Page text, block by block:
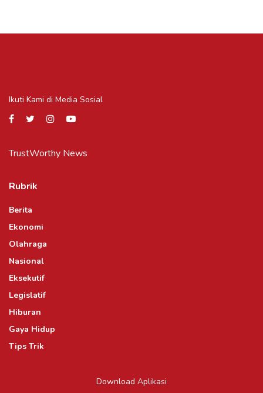
Ikuti Kami di Media Sosial
TrustWorthy News
Rubrik
Berita
Ekonomi
Olahraga
Nasional
Eksekutif
Legislatif
Hiburan
Gaya Hidup
Tips Trik
Download Aplikasi